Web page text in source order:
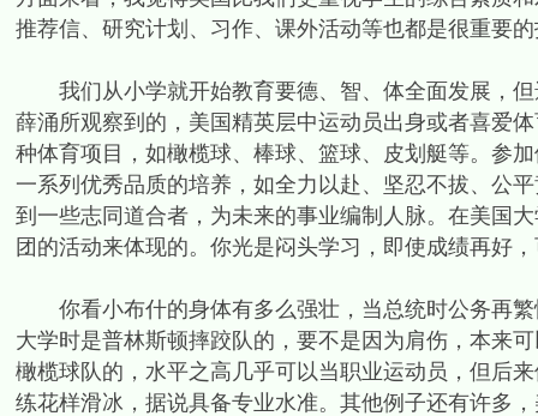
推荐信、研究计划、习作、课外活动等也都是很重要
我们从小学就开始教育要德、智、体全面发展，但
薛涌所观察到的，美国精英层中运动员出身或者喜爱
种体育项目，如橄榄球、棒球、篮球、皮划艇等。参
一系列优秀品质的培养，如全力以赴、坚忍不拔、公
到一些志同道合者，为未来的事业编制人脉。在美国
团的活动来体现的。你光是闷头学习，即使成绩再好
你看小布什的身体有多么强壮，当总统时公务再繁
大学时是普林斯顿摔跤队的，要不是因为肩伤，本来
橄榄球队的，水平之高几乎可以当职业运动员，但后
练花样滑冰，据说具备专业水准。其他例子还有许多